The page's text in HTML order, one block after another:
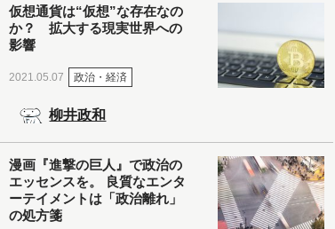
仮想通貨は“仮想”な存在なの
か？ 拡大する現実世界への
影響
2021.05.07 政治・経済
柳井政和
漫画『進撃の巨人』で政治の
エッセンスを。 良質なエンタ
ーテイメントは「政治離れ」
の処方箋